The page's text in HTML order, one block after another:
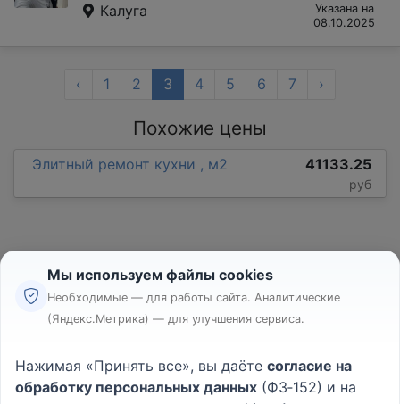
Калуга
Указана на
08.10.2025
‹ 1 2 3 4 5 6 7 ›
Похожие цены
Элитный ремонт кухни , м2 41133.25
руб
Реклама
Пользовательское соглашение
Политика конфиденциальности
Мы используем файлы cookies
Необходимые — для работы сайта. Аналитические
(Яндекс.Метрика) — для улучшения сервиса.
Нажимая «Принять все», вы даёте согласие на
обработку персональных данных (ФЗ‑152) и на